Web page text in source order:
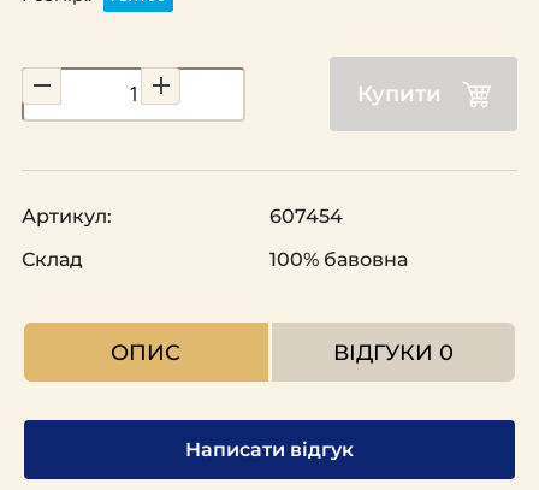
Купити
Артикул:
607454
Склад
100% бавовна
ОПИС ВІДГУКИ 0
Написати відгук